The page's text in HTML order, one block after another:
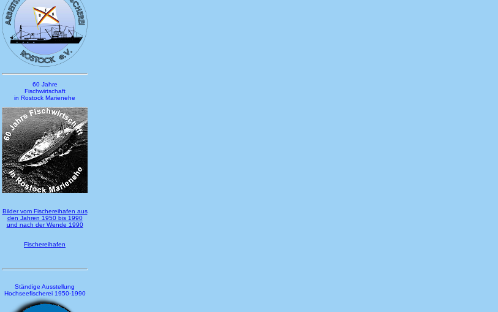
60 Jahre
Fischwirtschaft
in Rostock Marienehe
Bilder vom Fischereihafen aus
den Jahren 1950 bis 1990
und nach der Wende 1990
Fischereihafen
Ständige Ausstellung
Hochseefischerei 1950-1990